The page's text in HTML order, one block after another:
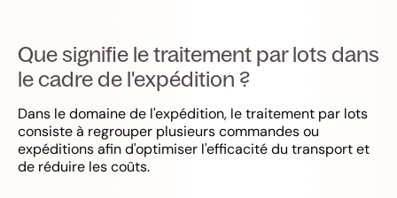
Que signifie le traitement par lots dans
le cadre de l'expédition ?
Dans le domaine de l'expédition, le traitement par lots
consiste à regrouper plusieurs commandes ou
expéditions afin d'optimiser l'efficacité du transport et
de réduire les coûts.